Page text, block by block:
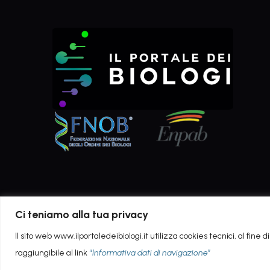
Ci teniamo alla tua privacy
Il sito web www.ilportaledeibiologi.it utilizza cookies tecnici, al fine
raggiungibile al link “Informativa dati di navigazione”